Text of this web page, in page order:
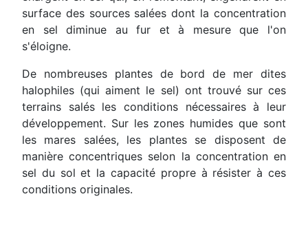
surface des sources salées dont la concentration
en sel diminue au fur et à mesure que l'on
s'éloigne.
De nombreuses plantes de bord de mer dites
halophiles (qui aiment le sel) ont trouvé sur ces
terrains salés les conditions nécessaires à leur
développement. Sur les zones humides que sont
les mares salées, les plantes se disposent de
manière concentriques selon la concentration en
sel du sol et la capacité propre à résister à ces
conditions originales.